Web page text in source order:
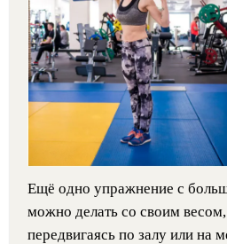
Ещё одно упражнение с
можно делать со своим
передвигаясь по залу или на